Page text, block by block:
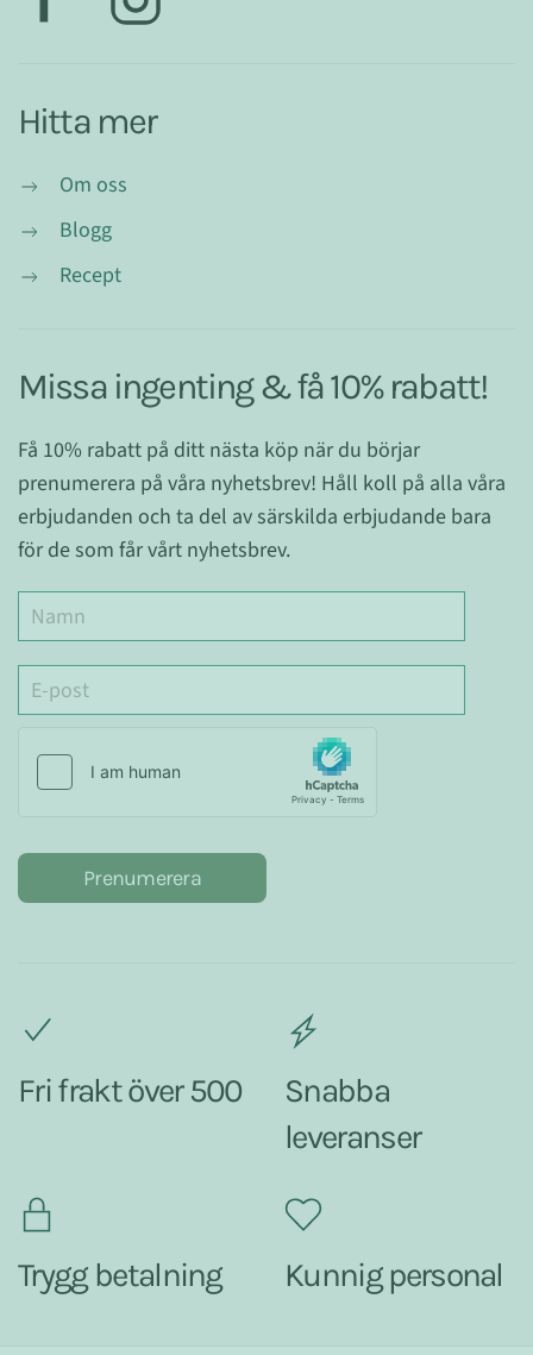
Hitta mer
Om oss
Blogg
Recept
Missa ingenting & få 10% rabatt!
Få 10% rabatt på ditt nästa köp när du börjar
prenumerera på våra nyhetsbrev! Håll koll på alla våra
erbjudanden och ta del av särskilda erbjudande bara
för de som får vårt nyhetsbrev.
Prenumerera
Fri frakt över 500
Snabba
leveranser
Trygg betalning Kunnig personal